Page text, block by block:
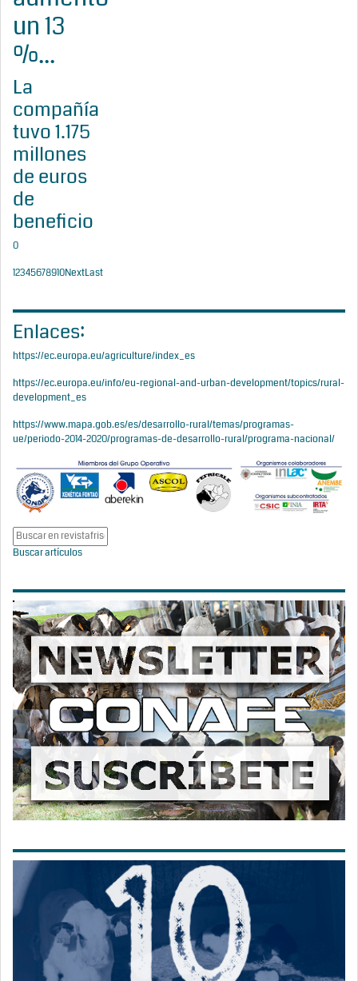
un 13
%...
La
compañía
tuvo 1.175
millones
de euros
de
beneficio
0
12345678910NextLast
Enlaces:
https://ec.europa.eu/agriculture/index_es
https://ec.europa.eu/info/eu-regional-and-urban-development/topics/rural-
development_es
https://www.mapa.gob.es/es/desarrollo-rural/temas/programas-
ue/periodo-2014-2020/programas-de-desarrollo-rural/programa-nacional/
Buscar artículos